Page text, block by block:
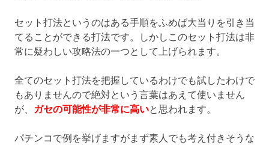
セット打法というのはある手順をふめば大当りを引き当
てることができる打法です。しかしこのセット打法は非
常に疑わしい攻略法の一つとして上げられます。
全てのセット打法を把握しているわけでも試したわけで
もありませんので絶対という言葉はあえて使いません
が、
ガセの可能性が非常に高いと思われます。
パチンコで例を挙げますがまず素人でも考え付きそうな